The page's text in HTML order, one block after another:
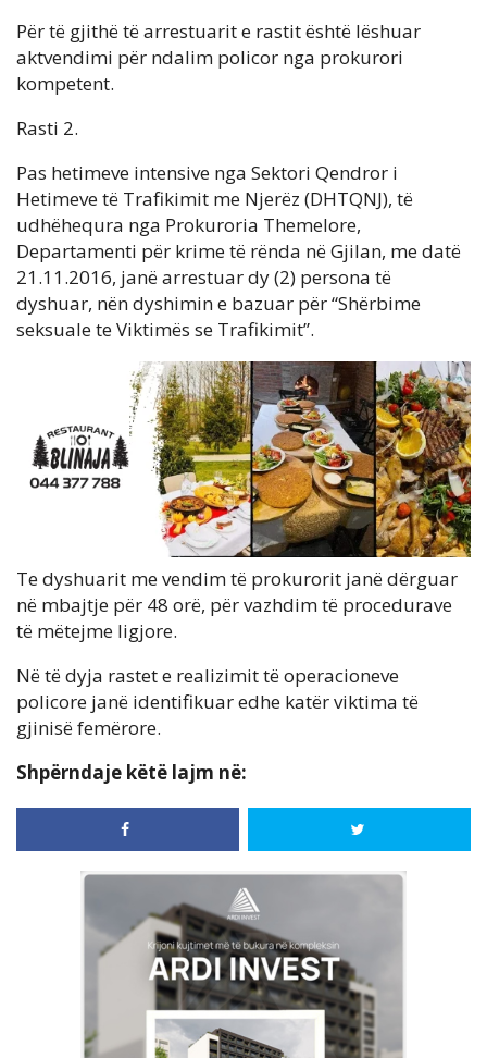
Për të gjithë të arrestuarit e rastit është lëshuar
aktvendimi për ndalim policor nga prokurori
kompetent.
Rasti 2.
Pas hetimeve intensive nga Sektori Qendror i
Hetimeve të Trafikimit me Njerëz (DHTQNJ), të
udhëhequra nga Prokuroria Themelore,
Departamenti për krime të rënda në Gjilan, me datë
21.11.2016, janë arrestuar dy (2) persona të
dyshuar, nën dyshimin e bazuar për “Shërbime
seksuale te Viktimës se Trafikimit”.
Te dyshuarit me vendim të prokurorit janë dërguar
në mbajtje për 48 orë, për vazhdim të procedurave
të mëtejme ligjore.
Në të dyja rastet e realizimit të operacioneve
policore janë identifikuar edhe katër viktima të
gjinisë femërore.
Shpërndaje këtë lajm në: